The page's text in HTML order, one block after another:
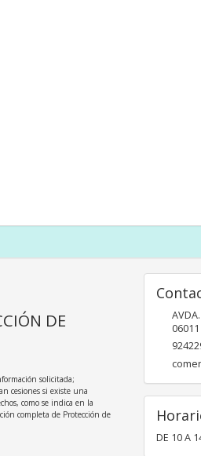
DE
solicitada;
cesiones si existe una
como se indica en la
completa de Protección de
06011
DE 10 A